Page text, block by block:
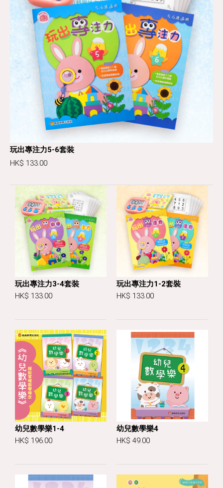
玩出專注力5-6套裝
HK$ 133.00
玩出專注力3-4套裝
HK$ 133.00
玩出專注力1-2套裝
HK$ 133.00
幼兒數學樂1-4
HK$ 196.00
幼兒數學樂4
HK$ 49.00